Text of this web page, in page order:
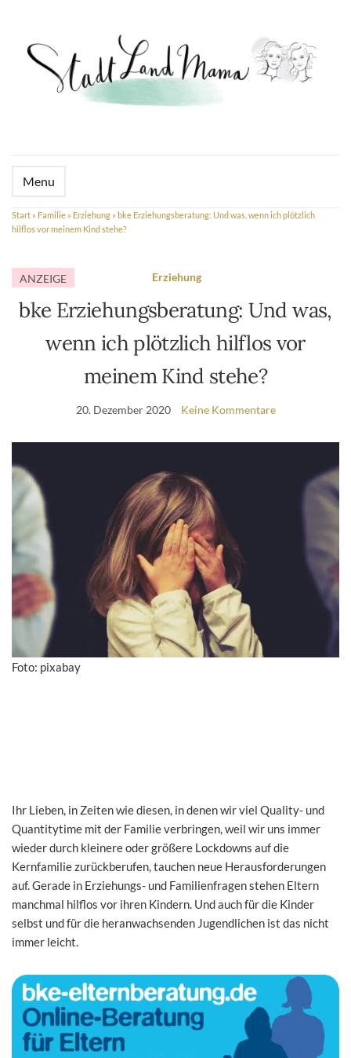
Menu
Start » Familie » Erziehung » bke Erziehungsberatung: Und was, wenn ich plötzlich
hilflos vor meinem Kind stehe?
ANZEIGE Erziehung
bke Erziehungsberatung: Und was,
wenn ich plötzlich hilflos vor
meinem Kind stehe?
20. Dezember 2020 Keine Kommentare
Foto: pixabay
Ihr Lieben, in Zeiten wie diesen, in denen wir viel Quality- und
Quantitytime mit der Familie verbringen, weil wir uns immer
wieder durch kleinere oder größere Lockdowns auf die
Kernfamilie zurückberufen, tauchen neue Herausforderungen
auf. Gerade in Erziehungs- und Familienfragen stehen Eltern
manchmal hilflos vor ihren Kindern. Und auch für die Kinder
selbst und für die heranwachsenden Jugendlichen ist das nicht
immer leicht.